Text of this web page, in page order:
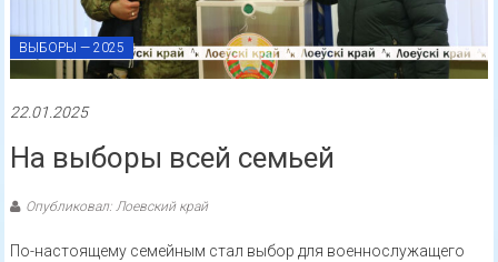
ВЫБОРЫ — 2025
22.01.2025
На выборы всей семьей
Опубликовал: Лоевский край
По-настоящему семейным стал выбор для военнослужащего